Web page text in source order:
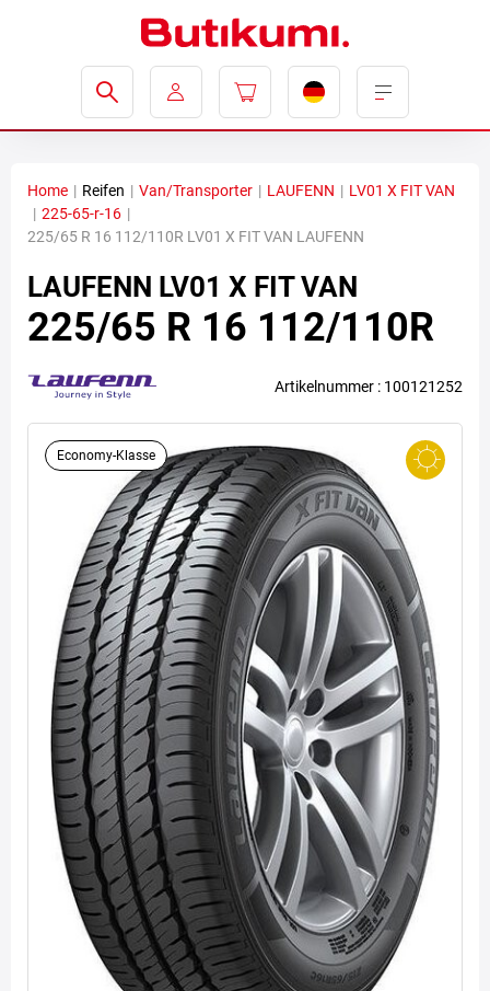
Economy-Klasse
Home | Reifen | Van/Transporter | LAUFENN | LV01 X FIT VAN
| 225-65-r-16 |
225/65 R 16 112/110R LV01 X FIT VAN LAUFENN
LAUFENN LV01 X FIT VAN
225/65 R 16 112/110R
Artikelnummer : 100121252